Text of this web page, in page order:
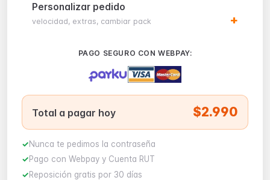
Personalizar pedido
velocidad, extras, cambiar pack
PAGO SEGURO CON WEBPAY:
Total a pagar hoy $2.990
Nunca te pedimos la contraseña
Pago con Webpay y Cuenta RUT
Reposición gratis por 30 días